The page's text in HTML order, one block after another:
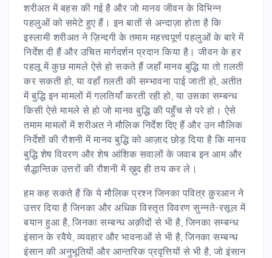
शरीअत में बहस की गई है और जो मानव जीवन के विभिन्न
पहलुओं को समेटे हुए हैं। इन बातों से अन्दाज़ा होता है कि
इस्लामी शरीअत ने ज़िन्दगी के तमाम महत्त्वपूर्ण पहलुओं के बारे में
निर्देश दी हैं और उचित मार्गदर्शन प्रदान किया है। जीवन के हर
पहलू में कुछ मामले ऐसे हो सकते हैं जहाँ मानव बुद्धि या तो ग़लती
कर सकती हो, या वहाँ ग़लती की सम्भावना पाई जाती हो, अतीत
में बुद्धि इन मामलों में गलतियाँ करती रही हो, या उसका सम्बन्ध
किसी ऐसे मामले से हो जो मानव बुद्धि की पहुँच से परे हो। ऐसे
तमाम मामलों में शरीअत ने मौलिक निर्देश दिए हैं और उन मौलिक
निर्देशों की रौशनी में मानव बुद्धि को आज़ाद छोड़ दिया है कि मानव
बुद्धि शेष विवरण और शेष आंशिक सवालों के जवाब इन आम और
सैद्धान्तिक उत्तरों की रौशनी में ख़ुद ही तय कर ले।
हम कह सकते हैं कि ये मौलिक प्रश्न जिनका पवित्र क़ुरआन ने
उत्तर दिया है जिनका और अधिक विस्तृत विवरण सुन्नते-रसूल में
बयान हुआ है, जिनका सम्बन्ध अक़ीदों से भी है, जिनका सम्बन्ध
इंसान के रवैये, व्यवहार और भावनाओं से भी है, जिनका सम्बन्ध
इंसान की अनुभूतियों और आन्तरिक प्रवृत्तियों से भी है, जो इंसान